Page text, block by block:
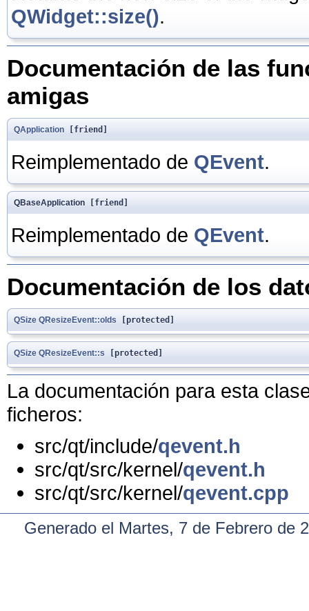
QWidget::size().
Documentación de las
amigas
QApplication [friend]
Reimplementado de QEvent.
QBaseApplication [friend]
Reimplementado de QEvent.
Documentación de los
QSize QResizeEvent::olds [protected]
QSize QResizeEvent::s [protected]
La documentación para esta
ficheros:
src/qt/include/qevent.h
src/qt/src/kernel/qevent.h
src/qt/src/kernel/qevent.cpp
Generado el Martes, 7 de Febrero de